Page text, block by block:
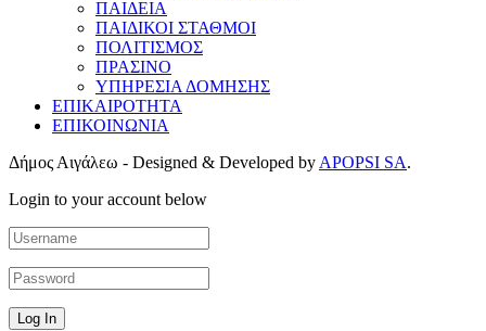
ΠΑΙΔΕΙΑ
ΠΑΙΔΙΚΟΙ ΣΤΑΘΜΟΙ
ΠΟΛΙΤΙΣΜΟΣ
ΠΡΑΣΙΝΟ
ΥΠΗΡΕΣΙΑ ΔΟΜΗΣΗΣ
ΕΠΙΚΑΙΡΟΤΗΤΑ
ΕΠΙΚΟΙΝΩΝΙΑ
Δήμος Αιγάλεω - Designed & Developed by APOPSI SA.
Login to your account below